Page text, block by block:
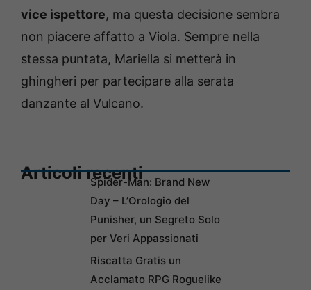
vice ispettore, ma questa decisione sembra
non piacere affatto a Viola. Sempre nella
stessa puntata, Mariella si metterà in
ghingheri per partecipare alla serata
danzante al Vulcano.
Articoli recentiSpider-Man: Brand New
Day – L’Orologio del
Punisher, un Segreto Solo
per Veri Appassionati
Riscatta Gratis un
Acclamato RPG Roguelike